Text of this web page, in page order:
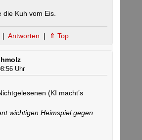
Kuh vom Eis.
| Antworten | ⇑ Top
Uhr
(KI macht’s
wichtigen Heimspiel gegen